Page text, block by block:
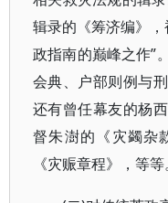
辑录的《筹济编》
政指南的巅峰之作”
会典、户部则例与
还有曾任幕友的杨
督朱澍的《灾蠲杂
《灾赈章程》，等